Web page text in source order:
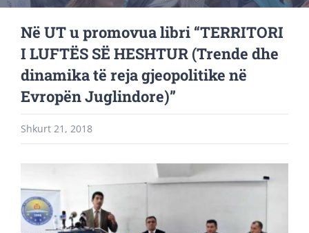
Në UT u promovua libri “TERRITORI
I LUFTËS SË HESHTUR (Trende dhe
dinamika të reja gjeopolitike në
Evropën Juglindore)”
Shkurt 21, 2018
Larger
Image